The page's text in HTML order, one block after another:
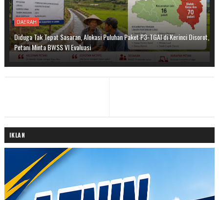
DAERAH
Diduga Tak Tepat Sasaran, Alokasi Puluhan Paket P3-TGAI di Kerinci Disorot,
Petani Minta BWSS VI Evaluasi
IKLAN